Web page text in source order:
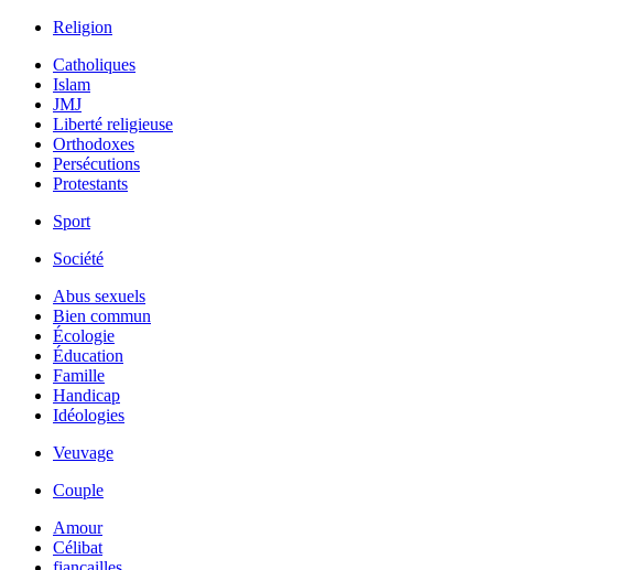
Religion
Catholiques
Islam
JMJ
Liberté religieuse
Orthodoxes
Persécutions
Protestants
Sport
Société
Abus sexuels
Bien commun
Écologie
Éducation
Famille
Handicap
Idéologies
Veuvage
Couple
Amour
Célibat